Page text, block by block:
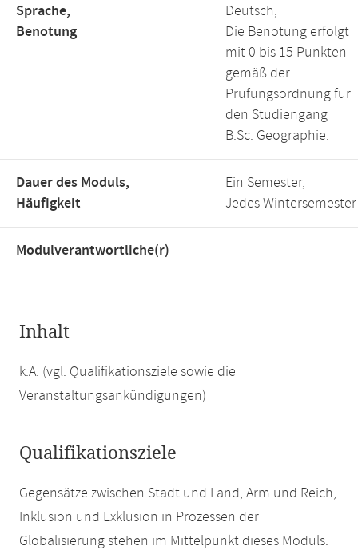
Sprache,
Benotung
Deutsch,
Die Benotung erfolgt
mit 0 bis 15 Punkten
gemäß der
Prüfungsordnung für
den Studiengang
B.Sc. Geographie.
Dauer des Moduls,
Häufigkeit
Ein Semester,
Jedes Wintersemester
Modulverantwortliche(r)
Inhalt
k.A. (vgl. Qualifikationsziele sowie die
Veranstaltungsankündigungen)
Qualifikationsziele
Gegensätze zwischen Stadt und Land, Arm und Reich,
Inklusion und Exklusion in Prozessen der
Globalisierung stehen im Mittelpunkt dieses Moduls.